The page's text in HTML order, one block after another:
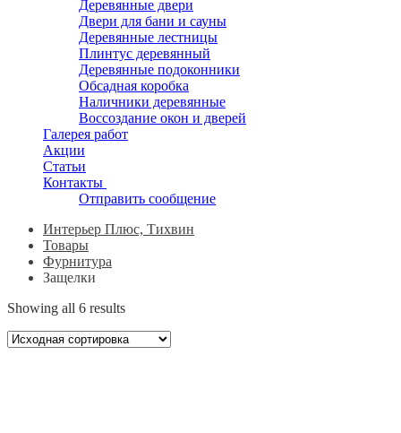
Деревянные двери
Двери для бани и сауны
Деревянные лестницы
Плинтус деревянный
Деревянные подоконники
Обсадная коробка
Наличники деревянные
Воссоздание окон и дверей
Галерея работ
Акции
Статьи
Контакты
Отправить сообщение
Интерьер Плюс, Тихвин
Товары
Фурнитура
Защелки
Showing all 6 results